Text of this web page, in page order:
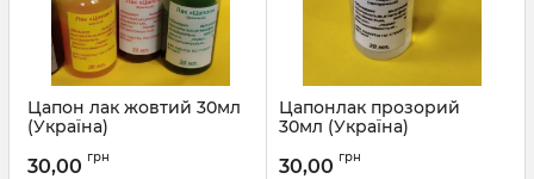
Цапон лак жовтий 30мл
(Україна)
30мл (Украина)
30,00 грн
Цапонлак прозорий
30мл (Україна)
прозрачный 30мл (Украина)
30,00 грн